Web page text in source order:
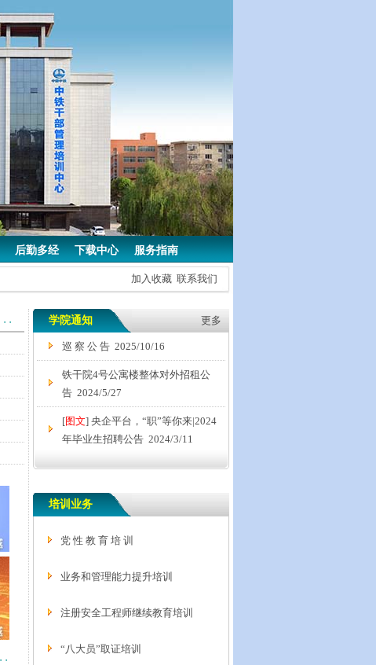
后勤多经 下载中心 服务指南
加入收藏 联系我们
学院通知 更多
巡 察 公 告 2025/10/16
铁干院4号公寓楼整体对外招租公
告 2024/5/27
[图文] 央企平台，“职”等你来|2024
年毕业生招聘公告 2024/3/11
[图文] 招聘公告 | 央企平台“职”等你
公示 2020/6/4
中铁干部管理培训学院2020年招聘
知 2019/6/26
培训业务
党 性 教 育 培 训
业务和管理能力提升培训
注册安全工程师继续教育培训
“八大员”取证培训